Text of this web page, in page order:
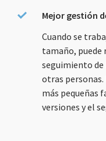
Mejor gestión
Cuando se
tamaño, puede
seguimiento
otras
más pequeñas
versiones y el